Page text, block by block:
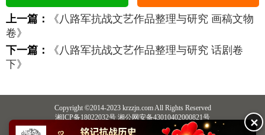
上一篇：
《八路军抗战文艺作品整理与研究 画稿文物
卷》
下一篇：
《八路军抗战文艺作品整理与研究 话剧卷
下》
Copyright ©2014-2023 krzzjn.com All Rights Reserved
湘ICP备18022032号 湘公网安备43010402000821号
中央网信办违法和不良信息举报中心
长沙市互联网违法和不良信息举报中心✕